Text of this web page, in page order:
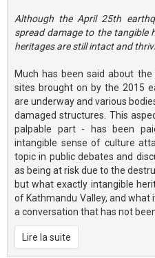
Although the April 25th
spread damage to the tangible
heritages are still intact and
Much has been said about
sites brought on by the 2015
are underway and various
damaged structures. This
palpable part - has been
intangible sense of culture
topic in public debates and
as being at risk due to the
but what exactly intangible
of Kathmandu Valley, and what
a conversation that has not
Lire la suite